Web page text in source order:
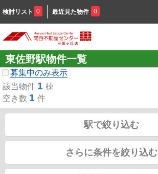
検討リスト 0 最近見た物件 0
東佐野駅物件一覧
募集中のみ表示
該当物件 1 棟
空き数 1 件
駅で絞り込む
さらに条件を絞り込む